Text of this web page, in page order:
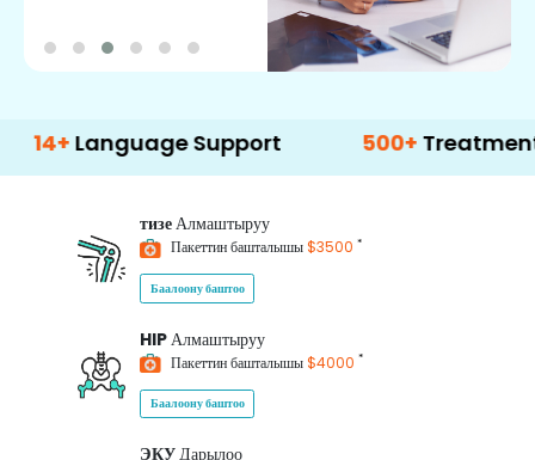
Support 500+ Treatment
тизеАлмаштыруу
Пакеттин башталышы$3500 *
Баалоону баштоо
HIPАлмаштыруу
Пакеттин башталышы$4000 *
Баалоону баштоо
ЭКУДарылоо